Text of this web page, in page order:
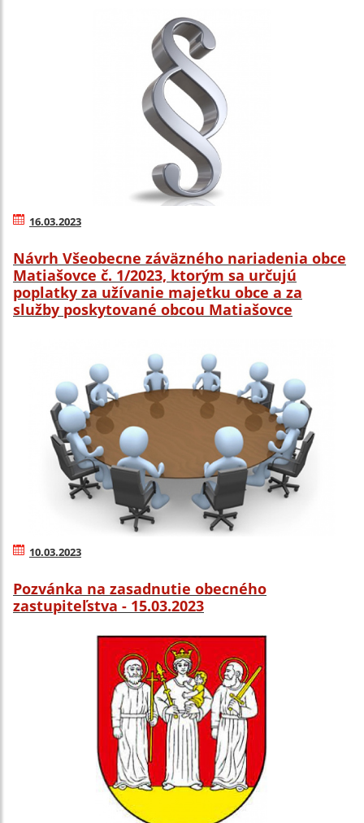
16.03.2023
Návrh Všeobecne záväzného nariadenia obce
Matiašovce č. 1/2023, ktorým sa určujú
poplatky za užívanie majetku obce a za
služby poskytované obcou Matiašovce
10.03.2023
Pozvánka na zasadnutie obecného
zastupiteľstva - 15.03.2023